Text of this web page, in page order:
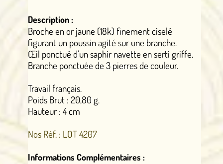
Description :
Broche en or jaune (18k) finement ciselé
figurant un poussin agité sur une branche.
Œil ponctué d'un saphir navette en serti griffe.
Branche ponctuée de 3 pierres de couleur.
Travail français.
Poids Brut : 20,80 g.
Hauteur : 4 cm
Nos Réf. : LOT 4207
Informations Complémentaires :